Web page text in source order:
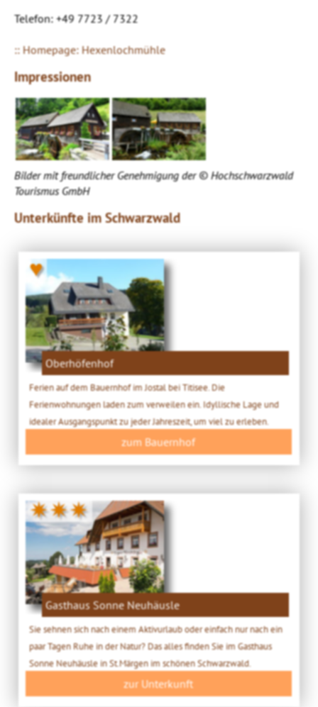
Telefon: +49 7723 / 7322
:: Homepage: Hexenlochmühle
Impressionen
Bilder mit freundlicher Genehmigung der © Hochschwarzwald
Tourismus GmbH
Unterkünfte im Schwarzwald
♥
Oberhöfenhof
Ferien auf dem Bauernhof im Jostal bei Titisee. Die
Ferienwohnungen laden zum verweilen ein. Idyllische Lage und
idealer Ausgangspunkt zu jeder Jahreszeit, um viel zu erleben.
zum Bauernhof
✷✷✷
Gasthaus Sonne Neuhäusle
Sie sehnen sich nach einem Aktivurlaub oder einfach nur nach ein
paar Tagen Ruhe in der Natur? Das alles finden Sie im Gasthaus
Sonne Neuhäusle in St.Märgen im schönen Schwarzwald.
zur Unterkunft